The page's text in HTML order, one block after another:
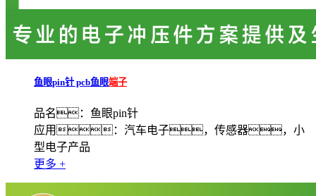
鱼眼pin针 pcb鱼眼端子
品名：鱼眼pin针
应用：汽车电子，传感器，小
型电子产品
更多 +